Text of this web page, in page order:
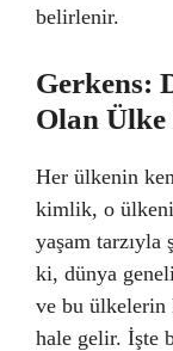
belirlenir.
Gerkens:
Olan Ülke
Her ülkenin
kimlik, o
yaşam tarzıyla
ki, dünya
ve bu ülkelerin
hale gelir. İşte